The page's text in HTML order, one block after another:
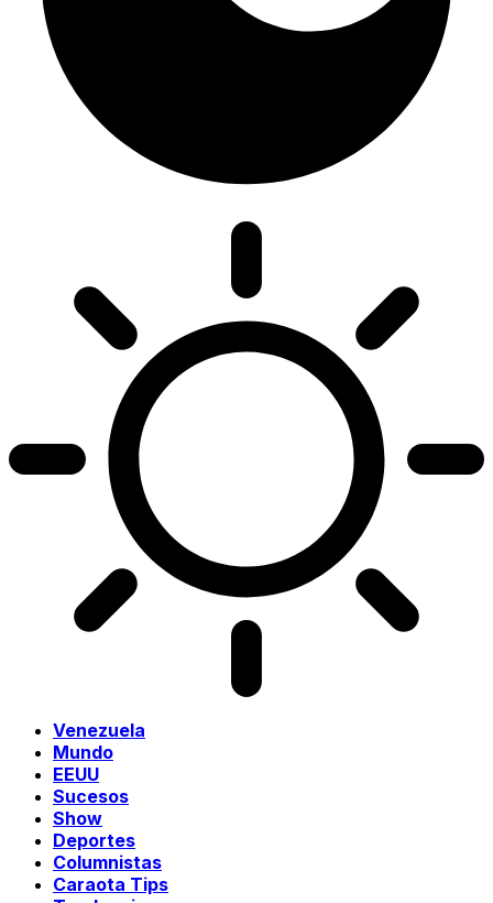
Venezuela
Mundo
EEUU
Sucesos
Show
Deportes
Columnistas
Caraota Tips